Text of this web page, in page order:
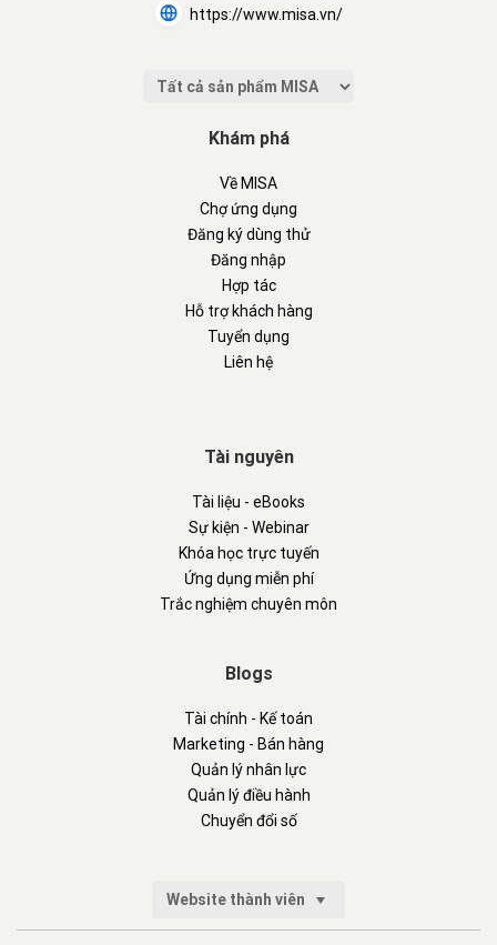
https://www.misa.vn/
Khám phá
Về MISA
Chợ ứng dụng
Đăng ký dùng thử
Đăng nhập
Hợp tác
Hỗ trợ khách hàng
Tuyển dụng
Liên hệ
Tài nguyên
Tài liệu - eBooks
Sự kiện - Webinar
Khóa học trực tuyến
Ứng dụng miễn phí
Trắc nghiệm chuyên môn
Blogs
Tài chính - Kế toán
Marketing - Bán hàng
Quản lý nhân lực
Quản lý điều hành
Chuyển đổi số
Website thành viên